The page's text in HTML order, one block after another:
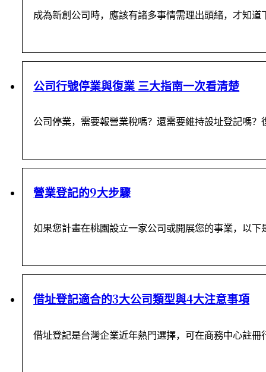
成為新創公司時，應該有諸多事情需理出頭緒，才知
公司行號停業與復業 三大指南一次看清楚
公司停業，需要報營業稅嗎？還需要維持設址登記嗎
營業登記的9大步驟
如果您計畫在桃園設立一家公司或開展您的事業，以
借址登記適合的3大公司類型與4大注意事項
借址登記是台灣企業近年熱門選擇，可在商務中心註